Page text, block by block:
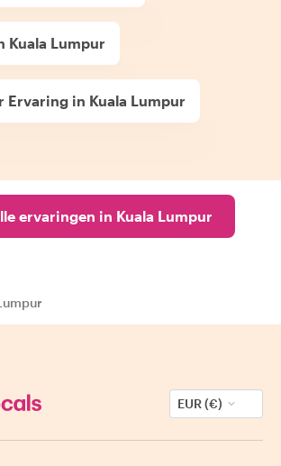
Kuala Lumpur
Ervaring in Kuala Lumpur
ervaringen in Kuala Lumpur
EUR (€)